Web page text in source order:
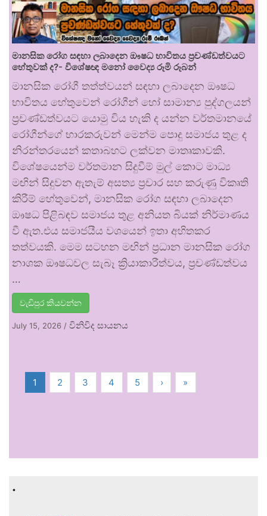
මානසික රෝග සඳහා ලබාදෙන ඖෂධ භාවිතය ප්‍රචණ්ඩත්වයට
හේතුවක් ද?- විශේෂඥ මනෝ වෛද්‍ය රූමි රූබන්
මානසික රෝගී තත්ත්වයන් සඳහා ලබාදෙන ඖෂධ
භාවිතය හේතුවෙන් රෝගීන් හෝ සාමාන්‍ය පුද්ගලයන්
ප්‍රචණ්ඩත්වයට යොමු විය හැකි ද යන්න වර්තමානයේ
රෝගීන්ගේ භාරකරුවන් මෙන්ම පොදු සමාජය තුළ ද
නිරන්තරයෙන් කතාබහට ලක්වන මාතෘකාවකි.
විශේෂයෙන්ම වර්තමාන සිදුවීම් මුල් කොට මාධ්‍ය
මඟින් සිදුවන ඇතැම් අසත්‍ය ප්‍රචාර සහ කරුණු විකෘති
කිරීම් හේතුවෙන්, මානසික රෝග සඳහා ලබාදෙන
ඖෂධ පිළිබඳව සමාජය තුළ අනියත බියක් නිර්මාණය
වී ඇත.එය සමාජයීය වශයෙන් ඉතා අහිතකර
තත්වයකි. මෙම සටහන මඟින් ප්‍රධාන මානසික රෝග
නාශක ඖෂධවල සැබෑ ක්‍රියාකාරීත්වය, ප්‍රචණ්ඩත්වය
…
වැඩිපුර කියවන්න
July 15, 2026 / විනිවිද සායනය
1 2 3 4 5 › »
.